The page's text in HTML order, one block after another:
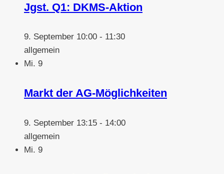
Jgst. Q1: DKMS-Aktion
9. September 10:00 - 11:30
allgemein
Mi. 9
Markt der AG-Möglichkeiten
9. September 13:15 - 14:00
allgemein
Mi. 9